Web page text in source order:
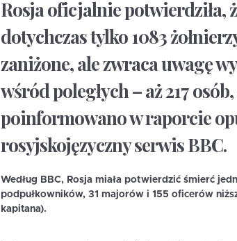
Rosja oficjalnie potwierdziła,
dotychczas tylko 1083
zaniżone, ale zwraca uwagę
wśród poległych – aż 217
poinformowano w raporcie
rosyjskojęzyczny serwis BBC.
Według BBC, Rosja miała potwierdzić śmierć
podpułkowników, 31 majorów i 155 oficerów
kapitana).